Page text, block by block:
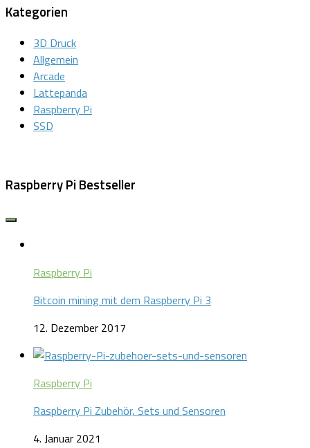
Kategorien
3D Druck
Allgemein
Arcade
Lattepanda
Raspberry Pi
SSD
Raspberry Pi Bestseller
Raspberry Pi
Bitcoin mining mit dem Raspberry Pi 3
12. Dezember 2017
Raspberry Pi
Raspberry Pi Zubehör, Sets und Sensoren
4. Januar 2021